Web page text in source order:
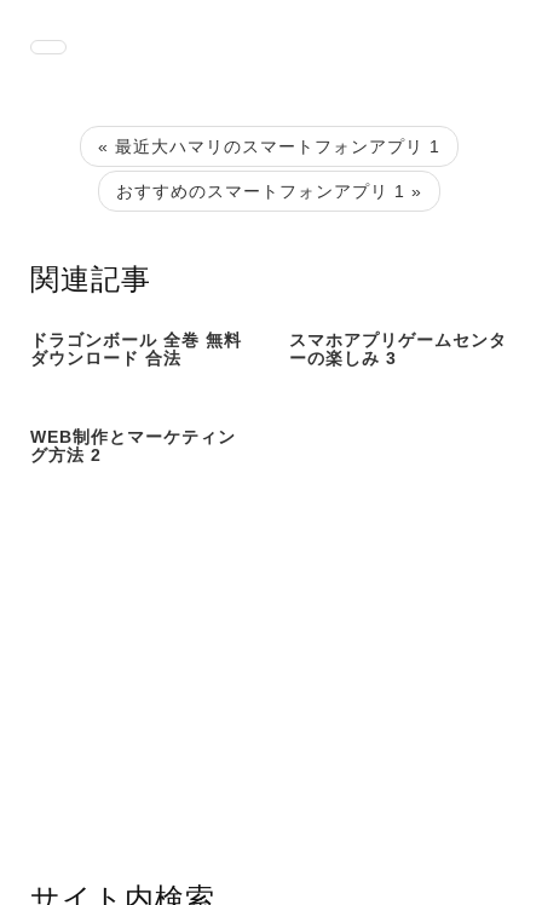
« 最近大ハマリのスマートフォンアプリ 1
おすすめのスマートフォンアプリ 1 »
関連記事
ドラゴンボール 全巻 無料
ダウンロード 合法
スマホアプリゲームセンタ
ーの楽しみ 3
WEB制作とマーケティン
グ方法 2
サイト内検索